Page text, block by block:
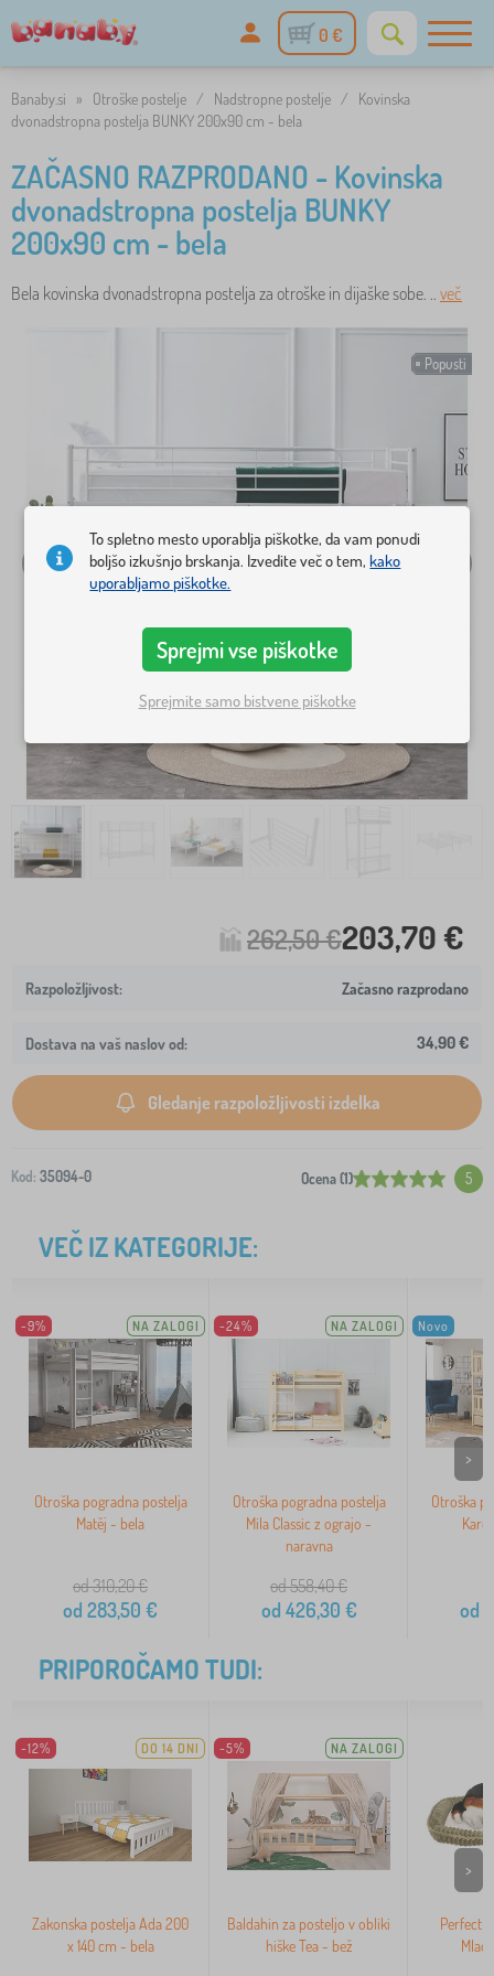
0 €
Banaby.si » Otroške postelje / Nadstropne postelje /
Kovinska
dvonadstropna postelja BUNKY 200x90 cm - bela
ZAČASNO RAZPRODANO - Kovinska
dvonadstropna postelja BUNKY
200x90 cm - bela
Bela kovinska dvonadstropna postelja za otroške in dijaške sobe. .. več
Popusti
262,50 €203,70 €
Začasno razprodano
Dostava na vaš naslov od: 34,90 €
Gledanje razpoložljivosti izdelka
Kod: 35094-0 Ocena (1) 5
VEČ IZ KATEGORIJE:
-9% NA ZALOGI
Otroška pogradna postelja
Matěj - bela
od 310,20€
od 283,50 €
-24% NA ZALOGI
Otroška pogradna postelja
Mila Classic z ograjo -
naravna
od 558,40€
od 426,30 €
Novo
Otroška
od
>
PRIPOROČAMO TUDI:
-12% DO 14 DNI
Zakonska postelja Ada 200
x 140 cm - bela
-5% NA ZALOGI
Baldahin za posteljo v obliki
hiške Tea - bež
Perfect
>
To spletno mesto uporablja piškotke, da vam ponudi
boljšo izkušnjo brskanja. Izvedite več o tem,kako
uporabljamo piškotke.
Sprejmi vse piškotke
Sprejmite samo bistvene piškotke